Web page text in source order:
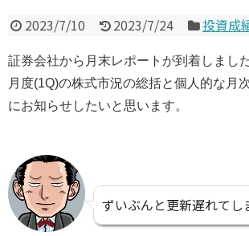
2023/7/10 2023/7/24 投資成
証券会社から月末レポートが到着しまし
月度(1Q)の株式市況の総括と個人的な月
にお知らせしたいと思います。
ずいぶんと更新遅れてし